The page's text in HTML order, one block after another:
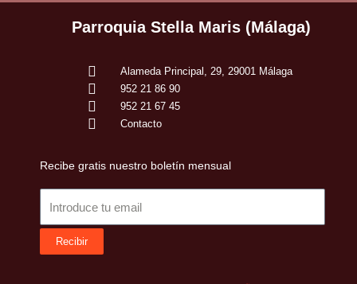
Parroquia Stella Maris (Málaga)
Alameda Principal, 29, 29001 Málaga
952 21 86 90
952 21 67 45
Contacto
Recibe gratis nuestro boletín mensual
Recibir